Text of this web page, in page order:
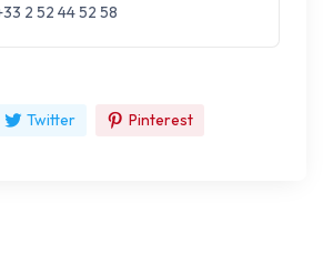
2 52 44 52 58
Twitter Pinterest